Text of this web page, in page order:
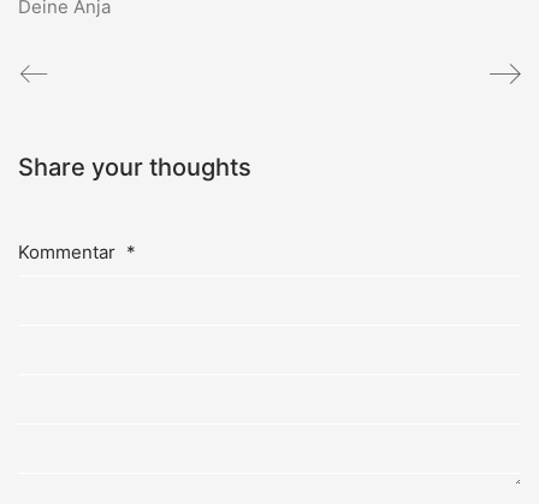
Deine Anja
Share your thoughts
Kommentar *